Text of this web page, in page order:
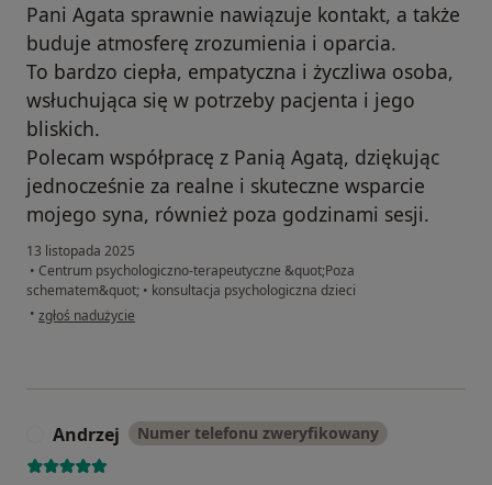
Pani Agata sprawnie nawiązuje kontakt, a także
buduje atmosferę zrozumienia i oparcia.
To bardzo ciepła, empatyczna i życzliwa osoba,
wsłuchująca się w potrzeby pacjenta i jego
bliskich.
Polecam współpracę z Panią Agatą, dziękując
jednocześnie za realne i skuteczne wsparcie
mojego syna, również poza godzinami sesji.
13 listopada 2025
• Centrum psychologiczno-terapeutyczne &quot;Poza
schematem&quot; • konsultacja psychologiczna dzieci
• w opinii użytkownika Mateusz
zgłoś nadużycie
Andrzej Numer telefonu zweryfikowany